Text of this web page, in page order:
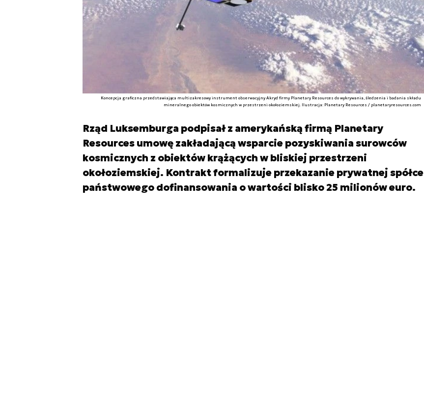
Koncepcja graficzna przedstawiająca multizakresowy instrument obserwacyjny Akryd firmy Planetary Resources do wykrywania, śledzenia i badania składu
mineralnego obiektów kosmicznych w przestrzeni okołoziemskiej. Ilustracja: Planetary Resources / planetaryresources.com
Rząd Luksemburga podpisał z amerykańską firmą Planetary
Resources umowę zakładającą wsparcie pozyskiwania surowców
kosmicznych z obiektów krążących w bliskiej przestrzeni
okołoziemskiej. Kontrakt formalizuje przekazanie prywatnej spółce
państwowego dofinansowania o wartości blisko 25 milionów euro.